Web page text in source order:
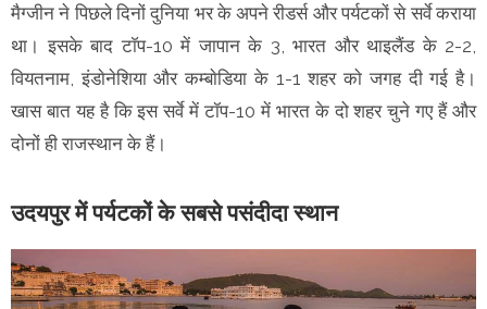
मैग्जीन ने पिछले दिनों दुनिया भर के अपने रीडर्स और पर्यटकों से सर्वे कराया
था। इसके बाद टाॅप-10 में जापान के 3, भारत और थाइलैंड के 2-2,
वियतनाम, इंडाेनेशिया और कम्बाेडिया के 1-1 शहर काे जगह दी गई है।
खास बात यह है कि इस सर्वे में टॉप-10 में भारत के दो शहर चुने गए हैं और
दोनों ही राजस्थान के हैं।
उदयपुर में पर्यटकों के सबसे पसंदीदा स्थान